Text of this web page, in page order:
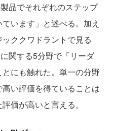
品でそれぞれのステップ
います」と述べる。加え
ククワドラントで見る
関する5分野で「リーダ
にも触れた。単一の分野
い評価を得ていることは
価が高いと言える。